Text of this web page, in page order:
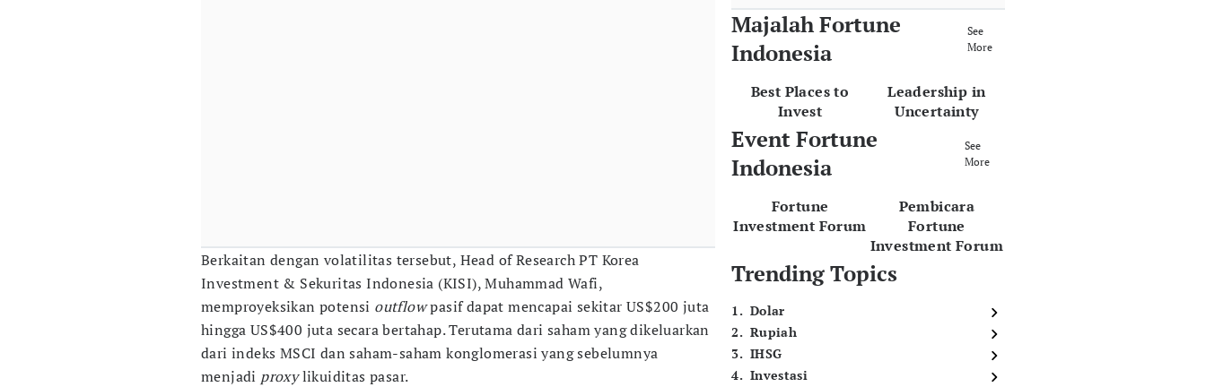
Berkaitan dengan volatilitas tersebut, Head of Research PT Korea
Investment & Sekuritas Indonesia (KISI), Muhammad Wafi,
memproyeksikan potensi outflowpasif dapat mencapai sekitar US$200 juta
hingga US$400 juta secara bertahap. Terutama dari saham yang dikeluarkan
dari indeks MSCI dan saham-saham konglomerasi yang sebelumnya
menjadi proxylikuiditas pasar.
Majalah Fortune
Indonesia
See
More
Best Places to
Invest
Leadership in
Uncertainty
Event Fortune
Indonesia
See
More
Fortune
Investment Forum
Pembicara
Fortune
Investment Forum
Trending Topics
1. Dolar
2. Rupiah
3. IHSG
4. Investasi